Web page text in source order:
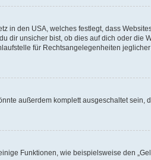
in den USA, welches festlegt, dass
dir unsicher bist, ob dies auf dich oder die
für Rechtsangelegenheiten jeglicher
außerdem komplett ausgeschaltet sein,
Funktionen, wie beispielsweise den